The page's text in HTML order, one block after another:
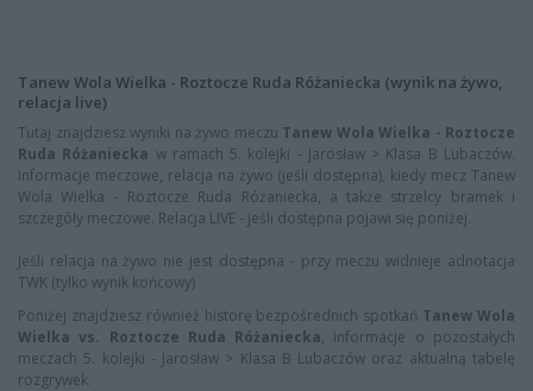
Tanew Wola Wielka - Roztocze Ruda Różaniecka (wynik na żywo,
relacja live)
Tutaj znajdziesz wyniki na żywo meczu Tanew Wola Wielka - Roztocze
Ruda Różaniecka w ramach 5. kolejki - Jarosław > Klasa B Lubaczów.
Informacje meczowe, relacja na żywo (jeśli dostępna), kiedy mecz Tanew
Wola Wielka - Roztocze Ruda Różaniecka, a także strzelcy bramek i
szczegóły meczowe. Relacja LIVE - jeśli dostępna pojawi się poniżej.
Jeśli relacja na żywo nie jest dostępna - przy meczu widnieje adnotacja
TWK (tylko wynik końcowy)
Poniżej znajdziesz również historę bezpośrednich spotkań Tanew Wola
Wielka vs. Roztocze Ruda Różaniecka, informacje o pozostałych
meczach 5. kolejki - Jarosław > Klasa B Lubaczów oraz aktualną tabelę
rozgrywek.